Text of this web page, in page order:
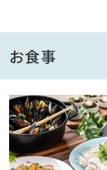
＝＝＝＝＝＝＝
★おすすめポイ
【1】夕食、朝食
ル※時期により内
お食事